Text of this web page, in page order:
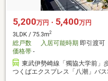
5,200万円・ 5,400万円
3LDK / 75.3m2
総戸数 入居可能時期 即引渡
価格帯 -
東武伊勢崎線「獨協大学前」
つくばエクスプレス「八潮」バ